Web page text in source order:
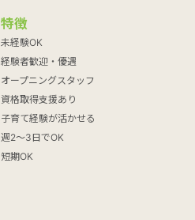
特徴
未経験OK
経験者歓迎・優遇
オープニングスタッフ
資格取得支援あり
子育て経験が活かせる
週2～3日でOK
短期OK